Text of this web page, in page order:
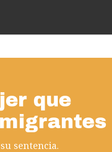
que
sentencia.